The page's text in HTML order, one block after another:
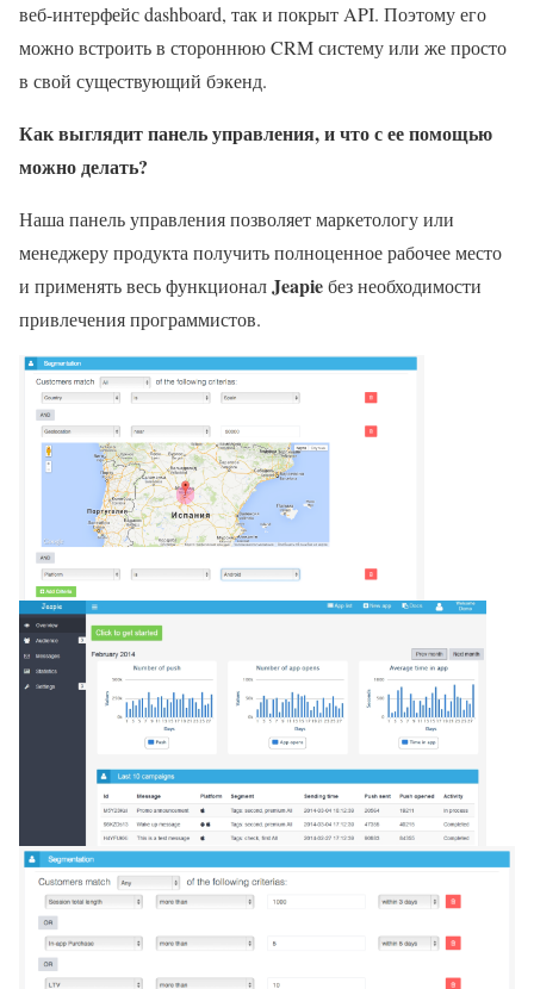
веб-интерфейс dashboard, так и покрыт API. Поэтому его
можно встроить в стороннюю CRM систему или же просто
в свой существующий бэкенд.
Как выглядит панель управления, и что с ее помощью
можно делать?
Наша панель управления позволяет маркетологу или
менеджеру продукта получить полноценное рабочее место
и применять весь функционалJeapieбез необходимости
привлечения программистов.